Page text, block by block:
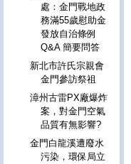
處：金門戰地政
務滿55歲慰助金
發放自治條例
Q&A 簡要問答
新北市許氏宗親會
金門參訪祭祖
漳州古雷PX廠爆炸
案，對金門空氣
品質有無影響?
金門白龍溪遭廢水
污染，環保局立